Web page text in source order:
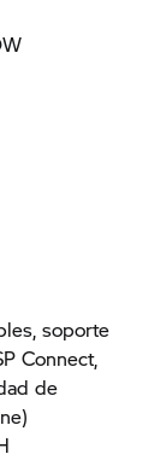
soporte
Connect,
de